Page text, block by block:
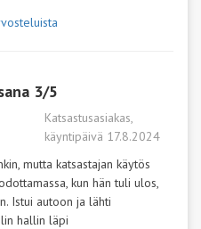
3/5
Katsastusasiakas,
käyntipäivä 17.8.2024
mutta katsastajan käytös
kun hän tuli ulos,
Istui autoon ja lähti
hallin läpi